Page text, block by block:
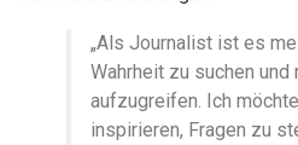
„Als Journalist ist es
Wahrheit zu suchen und
aufzugreifen. Ich
inspirieren, Fragen zu